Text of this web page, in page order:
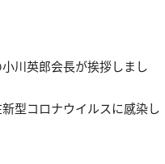
川英郎会長が挨拶しまし
型コロナウイルスに感染し